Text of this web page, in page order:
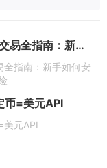
冷钱包连接DApp授权交易全指南：新手如何安全确认，避免无限授权风险
指南：新手如何安
币=美元API
美元API